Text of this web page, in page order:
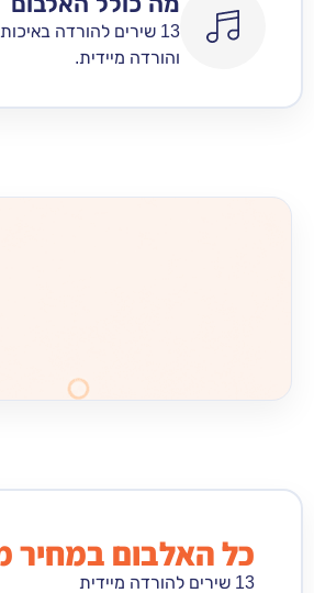
13 שירים להורדה
והורדה מיידית.
כל האלבום
13 שירים להורדה מיידית